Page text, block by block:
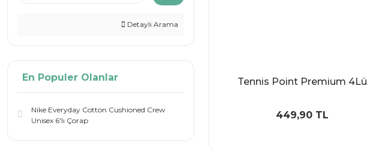
Detaylı Arama
En Populer Olanlar
Nike Everyday Cotton Cushioned Crew
Unisex 6'lı Çorap
Tennis Point Premium 4Lü
449,90 TL